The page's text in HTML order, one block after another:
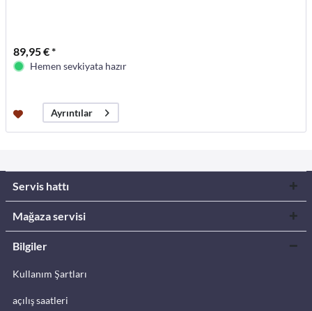
89,95 € *
Hemen sevkiyata hazır
Ayrıntılar
Servis hattı
Mağaza servisi
Bilgiler
Kullanım Şartları
açılış saatleri